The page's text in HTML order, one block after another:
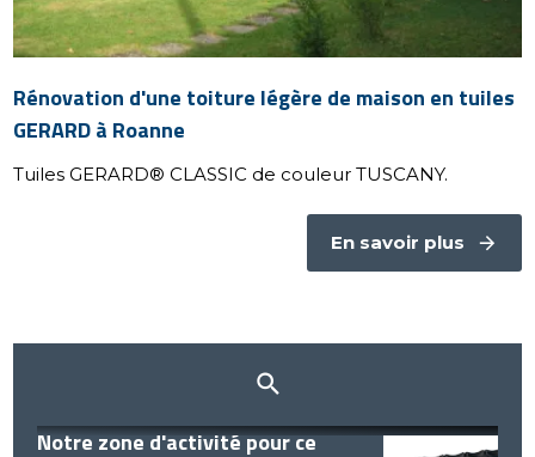
Rénovation d'une toiture légère de maison en tuiles
GERARD à Roanne
Tuiles GERARD® CLASSIC de couleur TUSCANY.
En savoir plus
Notre zone d'activité pour ce